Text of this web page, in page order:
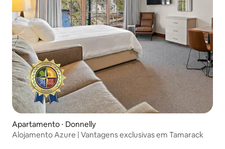
Apartamento ⋅ Donnelly
Alojamento Azure | Vantagens exclusivas em Tamarack